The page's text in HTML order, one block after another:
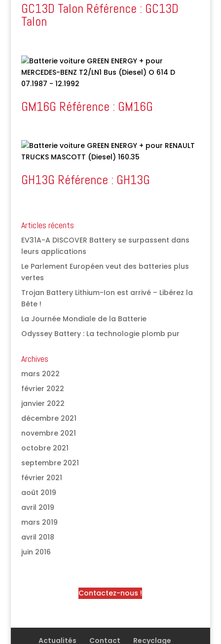
GC13D Talon Référence : GC13D
Talon
GM16G Référence : GM16G
GH13G Référence : GH13G
Articles récents
EV31A-A DISCOVER Battery se surpassent dans
leurs applications
Le Parlement Européen veut des batteries plus
vertes
Trojan Battery Lithium-Ion est arrivé – Libérez la
Bête !
La Journée Mondiale de la Batterie
Odyssey Battery : La technologie plomb pur
Archives
mars 2022
février 2022
janvier 2022
décembre 2021
novembre 2021
octobre 2021
septembre 2021
février 2021
août 2019
avril 2019
mars 2019
avril 2018
juin 2016
Contactez-nous !
Actualités Contact Recyclage